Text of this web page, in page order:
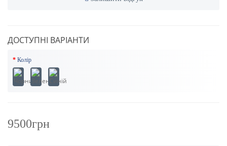
ДОСТУПНІ ВАРІАНТИ
Колір
9500грн